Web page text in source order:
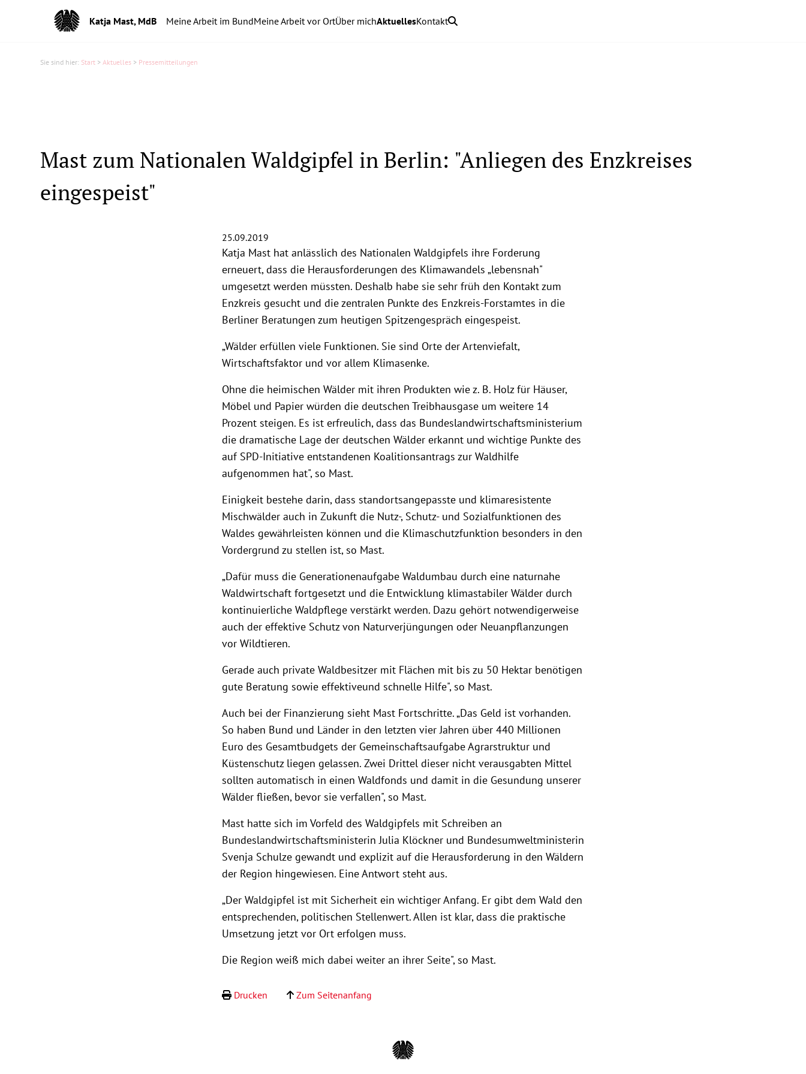
Katja Mast, MdB Meine Arbeit im BundMeine Arbeit vor OrtÜber michAktuellesKontakt
Sie sind hier: Start > Aktuelles > Pressemitteilungen
Mast zum Nationalen Waldgipfel in Berlin: "Anliegen des Enzkreises
eingespeist"
25.09.2019
Katja Mast hat anlässlich des Nationalen Waldgipfels ihre Forderung
erneuert, dass die Herausforderungen des Klimawandels „lebensnah"
umgesetzt werden müssten. Deshalb habe sie sehr früh den Kontakt zum
Enzkreis gesucht und die zentralen Punkte des Enzkreis-Forstamtes in die
Berliner Beratungen zum heutigen Spitzengespräch eingespeist.
„Wälder erfüllen viele Funktionen. Sie sind Orte der Artenviefalt,
Wirtschaftsfaktor und vor allem Klimasenke.
Ohne die heimischen Wälder mit ihren Produkten wie z. B. Holz für Häuser,
Möbel und Papier würden die deutschen Treibhausgase um weitere 14
Prozent steigen. Es ist erfreulich, dass das Bundeslandwirtschaftsministerium
die dramatische Lage der deutschen Wälder erkannt und wichtige Punkte des
auf SPD-Initiative entstandenen Koalitionsantrags zur Waldhilfe
aufgenommen hat", so Mast.
Einigkeit bestehe darin, dass standortsangepasste und klimaresistente
Mischwälder auch in Zukunft die Nutz-, Schutz- und Sozialfunktionen des
Waldes gewährleisten können und die Klimaschutzfunktion besonders in den
Vordergrund zu stellen ist, so Mast.
„Dafür muss die Generationenaufgabe Waldumbau durch eine naturnahe
Waldwirtschaft fortgesetzt und die Entwicklung klimastabiler Wälder durch
kontinuierliche Waldpflege verstärkt werden. Dazu gehört notwendigerweise
auch der effektive Schutz von Naturverjüngungen oder Neuanpflanzungen
vor Wildtieren.
Gerade auch private Waldbesitzer mit Flächen mit bis zu 50 Hektar benötigen
gute Beratung sowie effektiveund schnelle Hilfe", so Mast.
Auch bei der Finanzierung sieht Mast Fortschritte. „Das Geld ist vorhanden.
So haben Bund und Länder in den letzten vier Jahren über 440 Millionen
Euro des Gesamtbudgets der Gemeinschaftsaufgabe Agrarstruktur und
Küstenschutz liegen gelassen. Zwei Drittel dieser nicht verausgabten Mittel
sollten automatisch in einen Waldfonds und damit in die Gesundung unserer
Wälder fließen, bevor sie verfallen", so Mast.
Mast hatte sich im Vorfeld des Waldgipfels mit Schreiben an
Bundeslandwirtschaftsministerin Julia Klöckner und Bundesumweltministerin
Svenja Schulze gewandt und explizit auf die Herausforderung in den Wäldern
der Region hingewiesen. Eine Antwort steht aus.
„Der Waldgipfel ist mit Sicherheit ein wichtiger Anfang. Er gibt dem Wald den
entsprechenden, politischen Stellenwert. Allen ist klar, dass die praktische
Umsetzung jetzt vor Ort erfolgen muss.
Die Region weiß mich dabei weiter an ihrer Seite", so Mast.
Drucken Zum Seitenanfang